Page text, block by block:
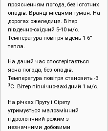
проясненням погода, без істотних
опадів. Вранці місцями туман. На
дорогах ожеледиця. Вітер
південно-східний 5-10 м/с.
Температура повітря вдень 1-6°
тепла.
На даний час спостерігається
ясна погода, без опадів.
Температура повітря становить -3
0 С. Вітер північно-західний 1 м/с.
На річках Пруту і Сірету
утримується малозмінний
гідрологічний режим з
незначними добовими